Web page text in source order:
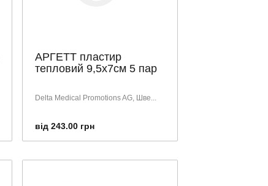
АРГЕТТ пластир
тепловий 9,5х7см 5 пар
Delta Medical Promotions AG, Шве...
від 243.00 грн